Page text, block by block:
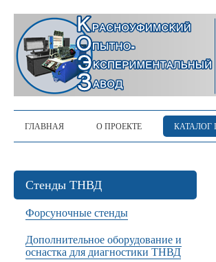
ГЛАВНАЯ О ПРОЕКТЕ КАТАЛОГ
Стенды ТНВД
Форсуночные стенды
Дополнительное оборудование и
оснастка для диагностики ТНВД